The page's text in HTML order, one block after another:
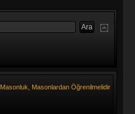
Masonluk, Masonlardan Öğrenilmelidir